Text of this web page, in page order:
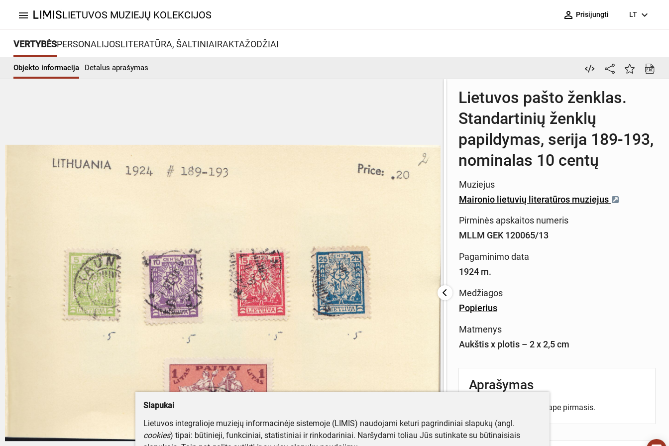
menu LIETUVOS MUZIEJŲ KOLEKCIJOS person_outline Prisijungti LT expand_more
VERTYBĖSPERSONALIJOSLITERATŪRA, ŠALTINIAIRAKTAŽODŽIAI
Objekto informacija Detalus aprašymas
Lietuvos pašto ženklas.
Standartinių ženklų
papildymas, serija 189-193,
nominalas 10 centų
Muziejus
Maironio lietuvių literatūros muziejus
Pirminės apskaitos numeris
MLLM GEK 120065/13
Pagaminimo data
1924 m.
Medžiagos
Popierius
Matmenys
Aukštis x plotis – 2 x 2,5 cm
Aprašymas
Albumėlio pirmajame lape pirmasis.
Slapukai
Lietuvos integralioje muziejų informacinėje sistemoje (LIMIS) naudojami keturi pagrindiniai slapukų (angl.
cookies) tipai: būtinieji, funkciniai, statistiniai ir rinkodariniai. Naršydami toliau Jūs sutinkate su būtinaisiais